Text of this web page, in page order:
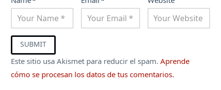
Este sitio usa Akismet para reducir el spam.Aprende
cómo se procesan los datos de tus comentarios.